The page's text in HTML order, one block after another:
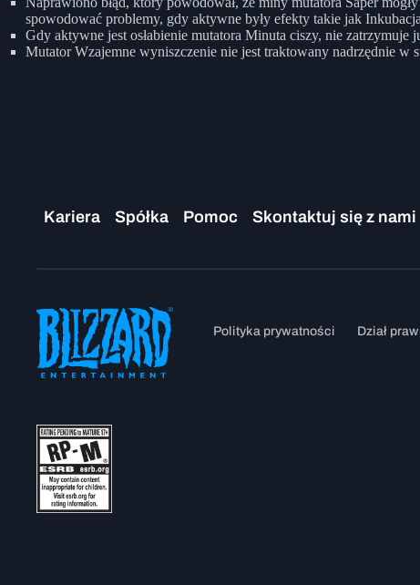
spowodować problemy, gdy aktywne były efekty takie jak
Gdy aktywne jest osłabienie mutatora Minuta ciszy, nie zatrzymuje
Mutator Wzajemne wyniszczenie nie jest traktowany nadrzędnie w